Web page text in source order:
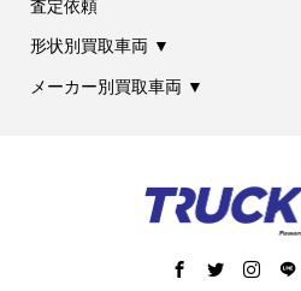
査定依頼
形状別買取車両 ▼
メーカー別買取車両 ▼